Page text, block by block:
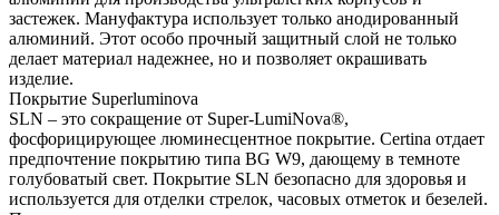
застежек. Мануфактура использует только анодированный
алюминий. Этот особо прочный защитный слой не только
делает материал надежнее, но и позволяет окрашивать
изделие.
Покрытие Superluminova
SLN – это сокращение от Super-LumiNova®,
фосфорицирующее люминесцентное покрытие. Certina отдает
предпочтение покрытию типа BG W9, дающему в темноте
голубоватый свет. Покрытие SLN безопасно для здоровья и
используется для отделки стрелок, часовых отметок и безелей.